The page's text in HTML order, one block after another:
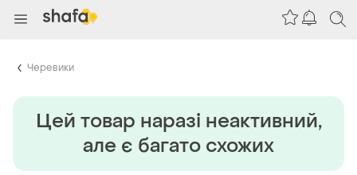
Черевики
Цей товар наразi неактивний,
але є багато схожих